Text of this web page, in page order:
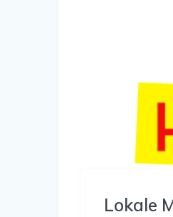
Lokale